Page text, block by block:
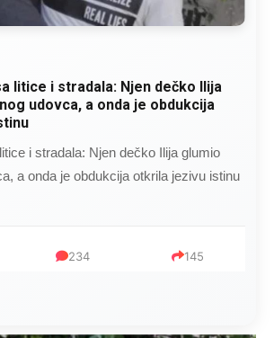
razbolio ona ga kupala,
Jedno jutro je poslao po
razbolio ona ga kupala, pelene mu
je poslao po čokoladu..
321 234